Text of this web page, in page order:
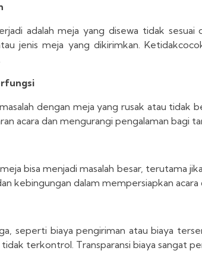
adalah meja yang disewa tidak
jenis meja yang dikirimkan.
dengan meja yang rusak atau tidak
acara dan mengurangi pengalaman bagi
bisa menjadi masalah besar, terutama
kebingungan dalam mempersiapkan acara
seperti biaya pengiriman atau biaya
terkontrol. Transparansi biaya sangat